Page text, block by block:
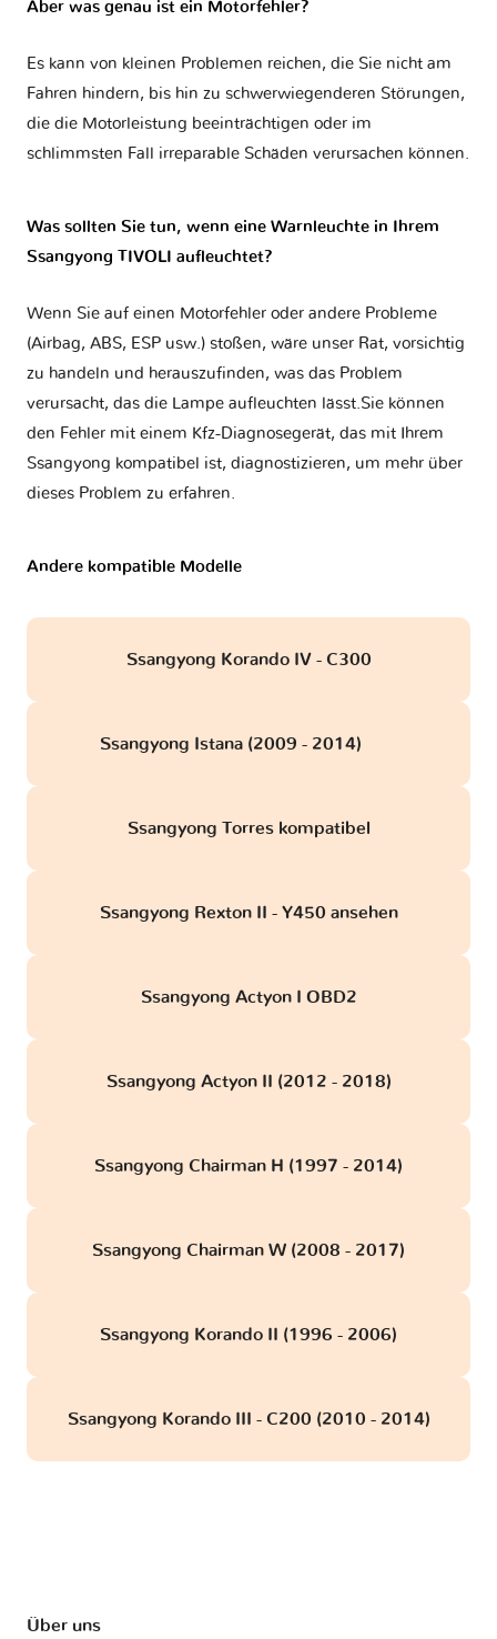
Aber was genau ist ein Motorfehler?
Es kann von kleinen Problemen reichen, die Sie nicht am
Fahren hindern, bis hin zu schwerwiegenderen Störungen,
die die Motorleistung beeinträchtigen oder im
schlimmsten Fall irreparable Schäden verursachen können.
Was sollten Sie tun, wenn eine Warnleuchte in Ihrem
Ssangyong TIVOLI aufleuchtet?
Wenn Sie auf einen Motorfehler oder andere Probleme
(Airbag, ABS, ESP usw.) stoßen, wäre unser Rat, vorsichtig
zu handeln und herauszufinden, was das Problem
verursacht, das die Lampe aufleuchten lässt.Sie können
den Fehler mit einem Kfz-Diagnosegerät, das mit Ihrem
Ssangyong kompatibel ist, diagnostizieren, um mehr über
dieses Problem zu erfahren.
Andere kompatible Modelle
Ssangyong Korando IV - C300
Ssangyong Istana (2009 - 2014)
Ssangyong Torres kompatibel
Ssangyong Rexton II - Y450 ansehen
Ssangyong Actyon I OBD2
Ssangyong Actyon II (2012 - 2018)
Ssangyong Chairman H (1997 - 2014)
Ssangyong Chairman W (2008 - 2017)
Ssangyong Korando II (1996 - 2006)
Ssangyong Korando III - C200 (2010 - 2014)
Über uns